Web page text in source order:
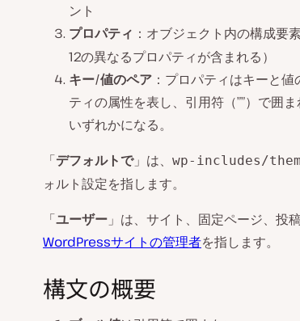
ント
プロパティ ：オブジェクト内の構成要
12の異なるプロパティが含まれる）
キー/値のペア ：プロパティはキーと
ティの属性を表し、引用符（””）で囲
いずれかになる。
「デフォルトで」は、 wp-includes/
ォルト設定を指します。
「ユーザー 」は、サイト、固定ページ、投
WordPressサイトの管理者を指します。
構文の概要